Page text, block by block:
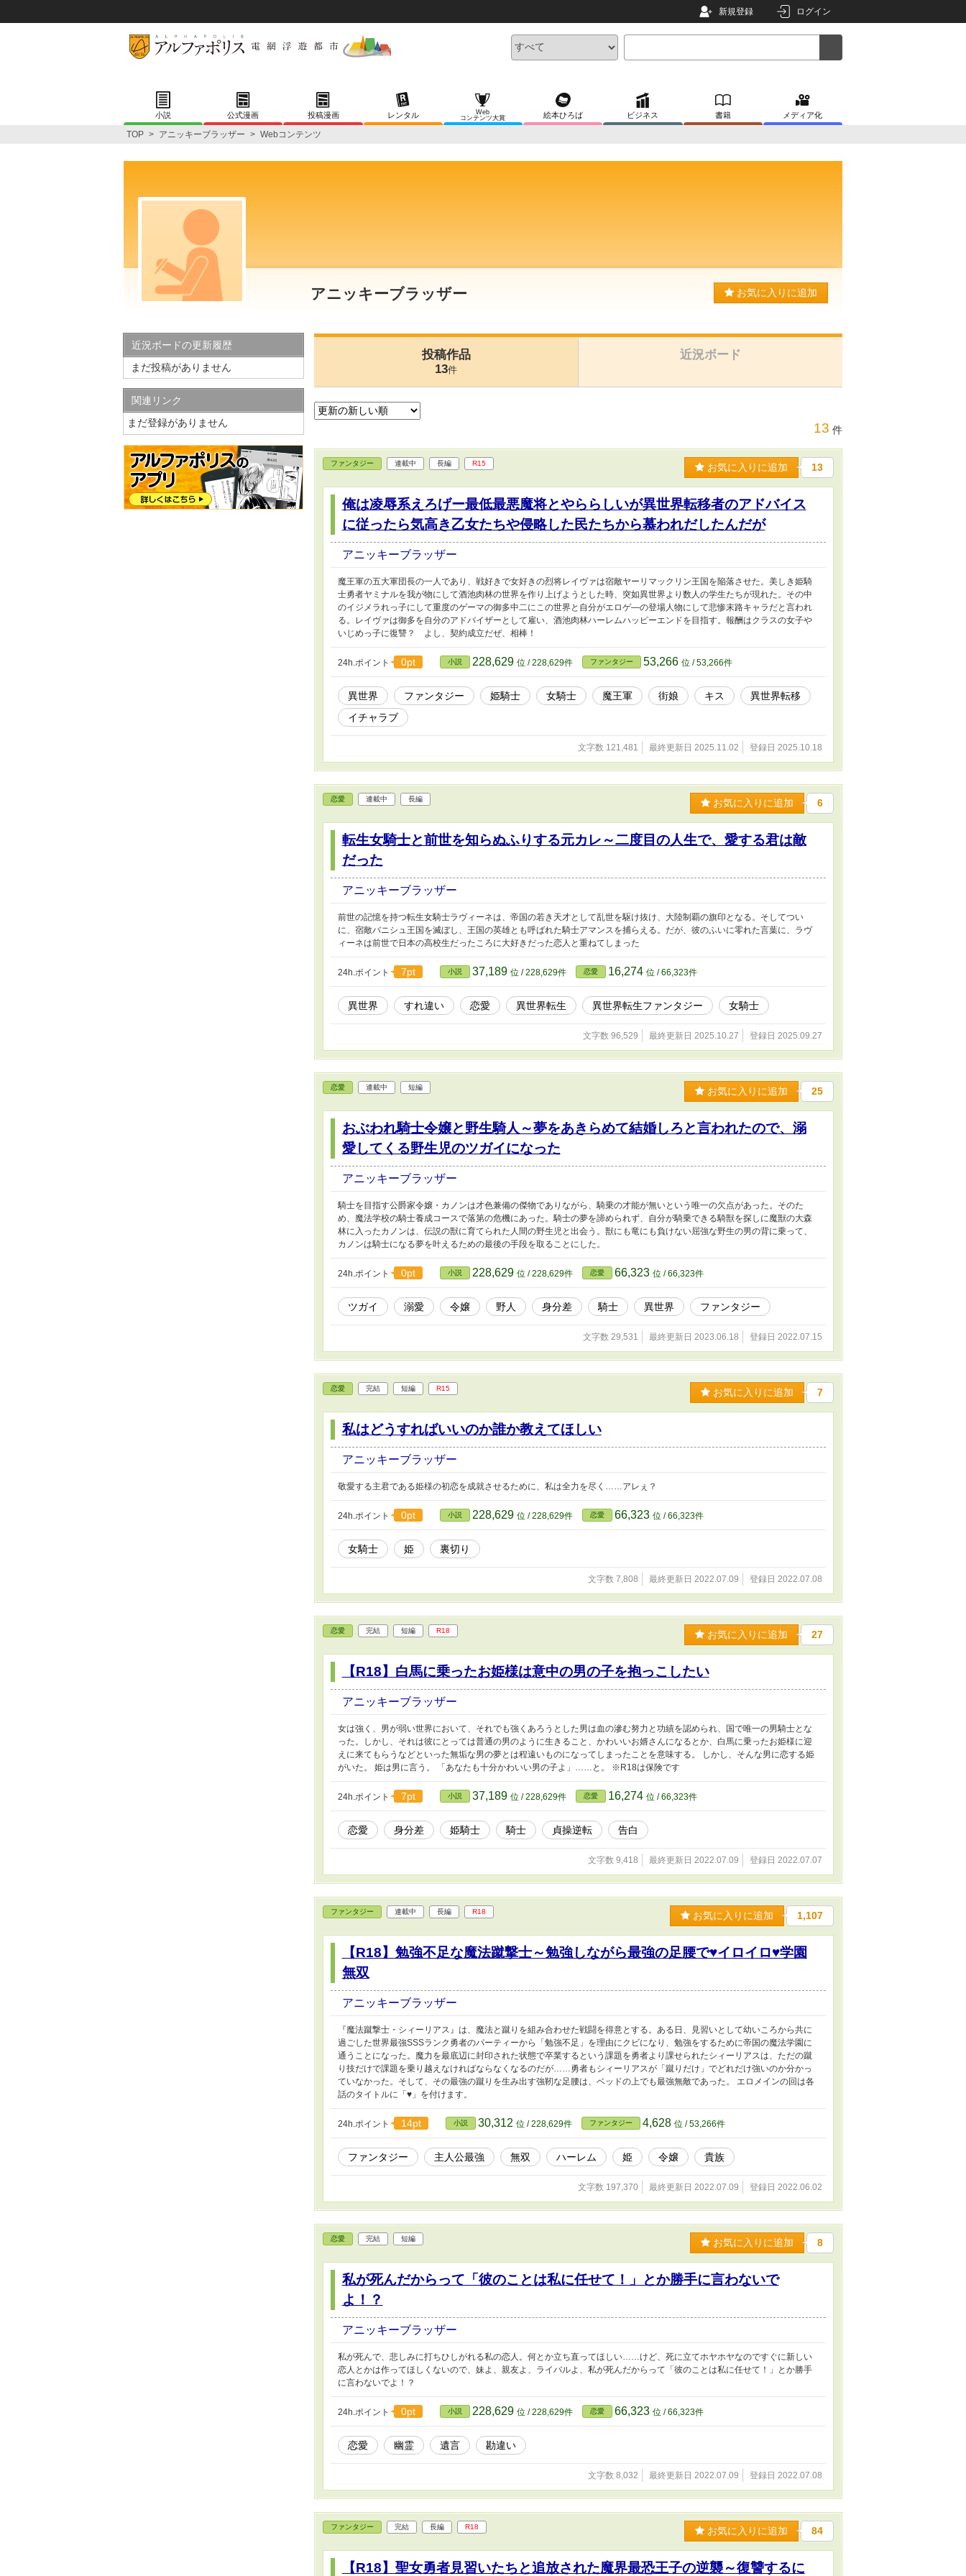
新規登録 ログイン
小説 公式漫画 投稿漫画 レンタル
Web
コンテンツ大賞
絵本ひろば ビジネス 書籍 メディア化
TOP > アニッキーブラッザー > Webコンテンツ
アニッキーブラッザー お気に入りに追加
投稿作品
13件
近況ボード
13 件
ファンタジー 連載中 長編 R15 お気に入りに追加 13
俺は凌辱系えろげー最低最悪魔将とやららしいが異世界転移者のアドバイス
に従ったら気高き乙女たちや侵略した民たちから慕われだしたんだが
アニッキーブラッザー
魔王軍の五大軍団長の一人であり、戦好きで女好きの烈将レイヴァは宿敵ヤーリマックリン王国を陥落させた。美しき姫騎
士勇者ヤミナルを我が物にして酒池肉林の世界を作り上げようとした時、突如異世界より数人の学生たちが現れた。その中
のイジメラれっ子にして重度のゲーマの御多中二にこの世界と自分がエロゲ―の登場人物にして悲惨末路キャラだと言われ
る。レイヴァは御多を自分のアドバイザーとして雇い、酒池肉林ハーレムハッピーエンドを目指す。報酬はクラスの女子や
いじめっ子に復讐？ よし、契約成立だぜ、相棒！
24h.ポイント 0pt 小説 228,629 位 / 228,629件 ファンタジー 53,266 位 / 53,266件
異世界 ファンタジー 姫騎士 女騎士 魔王軍 街娘 キス
異世界転移
イチャラブ
文字数 121,481 最終更新日 2025.11.02 登録日 2025.10.18
恋愛 連載中 長編 お気に入りに追加 6
転生女騎士と前世を知らぬふりする元カレ～二度目の人生で、愛する君は敵
だった
アニッキーブラッザー
前世の記憶を持つ転生女騎士ラヴィーネは、帝国の若き天才として乱世を駆け抜け、大陸制覇の旗印となる。そしてつい
に、宿敵バニシュ王国を滅ぼし、王国の英雄とも呼ばれた騎士アマンスを捕らえる。だが、彼のふいに零れた言葉に、ラヴ
ィーネは前世で日本の高校生だったころに大好きだった恋人と重ねてしまった
24h.ポイント 7pt 小説 37,189 位 / 228,629件 恋愛 16,274 位 / 66,323件
異世界 すれ違い 恋愛 異世界転生 異世界転生ファンタジー 女騎士
文字数 96,529 最終更新日 2025.10.27 登録日 2025.09.27
恋愛 連載中 短編 お気に入りに追加 25
おぶわれ騎士令嬢と野生騎人～夢をあきらめて結婚しろと言われたので、溺
愛してくる野生児のツガイになった
アニッキーブラッザー
騎士を目指す公爵家令嬢・カノンは才色兼備の傑物でありながら、騎乗の才能が無いという唯一の欠点があった。そのた
め、魔法学校の騎士養成コースで落第の危機にあった。騎士の夢を諦められず、自分が騎乗できる騎獣を探しに魔獣の大森
林に入ったカノンは、伝説の獣に育てられた人間の野生児と出会う。獣にも竜にも負けない屈強な野生の男の背に乗って、
カノンは騎士になる夢を叶えるための最後の手段を取ることにした。
24h.ポイント 0pt 小説 228,629 位 / 228,629件 恋愛 66,323 位 / 66,323件
ツガイ 溺愛 令嬢 野人 身分差 騎士 異世界 ファンタジー
文字数 29,531 最終更新日 2023.06.18 登録日 2022.07.15
恋愛 完結 短編 R15 お気に入りに追加 7
私はどうすればいいのか誰か教えてほしい
アニッキーブラッザー
敬愛する主君である姫様の初恋を成就させるために、私は全力を尽く……アレぇ？
24h.ポイント 0pt 小説 228,629 位 / 228,629件 恋愛 66,323 位 / 66,323件
女騎士 姫 裏切り
文字数 7,808 最終更新日 2022.07.09 登録日 2022.07.08
恋愛 完結 短編 R18 お気に入りに追加 27
【R18】白馬に乗ったお姫様は意中の男の子を抱っこしたい
アニッキーブラッザー
女は強く、男が弱い世界において、それでも強くあろうとした男は血の滲む努力と功績を認められ、国で唯一の男騎士とな
った。しかし、それは彼にとっては普通の男のように生きること、かわいいお婿さんになるとか、白馬に乗ったお姫様に迎
えに来てもらうなどといった無垢な男の夢とは程遠いものになってしまったことを意味する。 しかし、そんな男に恋する姫
がいた。 姫は男に言う。 「あなたも十分かわいい男の子よ」……と。 ※R18は保険です
24h.ポイント 7pt 小説 37,189 位 / 228,629件 恋愛 16,274 位 / 66,323件
恋愛 身分差 姫騎士 騎士 貞操逆転 告白
文字数 9,418 最終更新日 2022.07.09 登録日 2022.07.07
ファンタジー 連載中 長編 R18 お気に入りに追加 1,107
【R18】勉強不足な魔法蹴撃士～勉強しながら最強の足腰で♥イロイロ♥学園
無双
アニッキーブラッザー
『魔法蹴撃士・シィーリアス』は、魔法と蹴りを組み合わせた戦闘を得意とする。ある日、見習いとして幼いころから共に
過ごした世界最強SSSランク勇者のパーティーから「勉強不足」を理由にクビになり、勉強をするために帝国の魔法学園に
通うことになった。魔力を最底辺に封印された状態で卒業するという課題を勇者より課せられたシィーリアスは、ただの蹴
り技だけで課題を乗り越えなければならなくなるのだが……勇者もシィーリアスが「蹴りだけ」でどれだけ強いのか分かっ
ていなかった。そして、その最強の蹴りを生み出す強靭な足腰は、ベッドの上でも最強無敵であった。 エロメインの回は各
話のタイトルに「♥」を付けます。
24h.ポイント 14pt 小説 30,312 位 / 228,629件 ファンタジー 4,628 位 / 53,266件
ファンタジー 主人公最強 無双 ハーレム 姫 令嬢 貴族
文字数 197,370 最終更新日 2022.07.09 登録日 2022.06.02
恋愛 完結 短編 お気に入りに追加 8
私が死んだからって「彼のことは私に任せて！」とか勝手に言わないで
よ！？
アニッキーブラッザー
私が死んで、悲しみに打ちひしがれる私の恋人。何とか立ち直ってほしい……けど、死に立てホヤホヤなのですぐに新しい
恋人とかは作ってほしくないので、妹よ、親友よ、ライバルよ、私が死んだからって「彼のことは私に任せて！」とか勝手
に言わないでよ！？
24h.ポイント 0pt 小説 228,629 位 / 228,629件 恋愛 66,323 位 / 66,323件
恋愛 幽霊 遺言 勘違い
文字数 8,032 最終更新日 2022.07.09 登録日 2022.07.08
ファンタジー 完結 長編 R18 お気に入りに追加 84
【R18】聖女勇者見習いたちと追放された魔界最恐王子の逆襲～復讐するに
近況ボードの更新履歴
まだ投稿がありません
関連リンク
まだ登録がありません